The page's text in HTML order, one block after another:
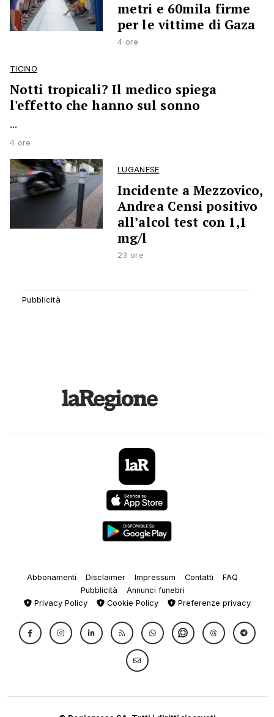
metri e 60mila firme
per le vittime di Gaza
4 ore
TICINO
Notti tropicali? Il medico spiega
l'effetto che hanno sul sonno
...
4 ore
LUGANESE
Incidente a Mezzovico,
Andrea Censi positivo
all’alcol test con 1,1
mg/l
23 ore
Abbonamenti Disclaimer Impressum Contatti
FAQ
Pubblicità
Annunci funebri
Privacy Policy
Cookie Policy Preferenze privacy